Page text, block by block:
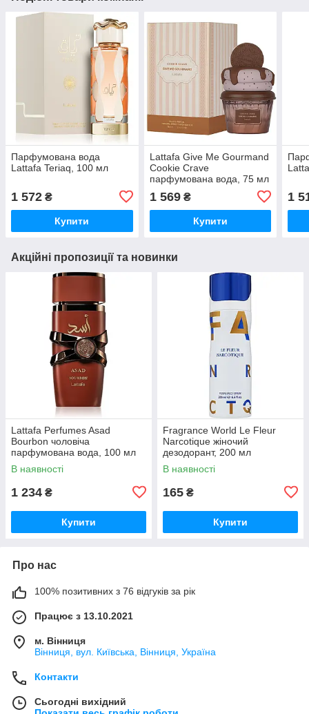
Парфумована вода
Lattafa Teriaq, 100 мл
1 572 ₴
Купити
Lattafa Give Me Gourmand
Cookie Crave
парфумована вода, 75 мл
1 569₴
Купити
1
Акційні пропозиції та новинки
Lattafa Perfumes Asad
Bourbon чоловіча
парфумована вода, 100 мл
В наявності
1 234 ₴
Купити
Fragrance World Le Fleur
Narcotique жіночий
дезодорант, 200 мл
В наявності
165 ₴
Купити
Про нас
100% позитивних з 76 відгуків за рік
Працює з 13.10.2021
м. Вінниця
Вінниця, вул. Київська, Вінниця, Україна
Контакти
Сьогодні вихідний